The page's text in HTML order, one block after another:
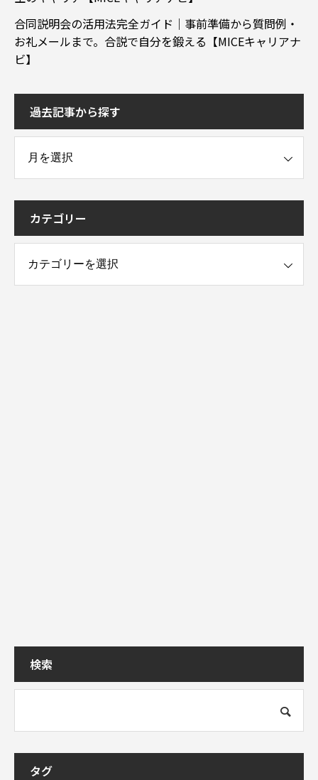
合同説明会の活用法完全ガイド｜事前準備から質問例・
お礼メールまで。合説で自分を鍛える【MICEキャリアナ
ビ】
過去記事から探す
カテゴリー
検索
タグ